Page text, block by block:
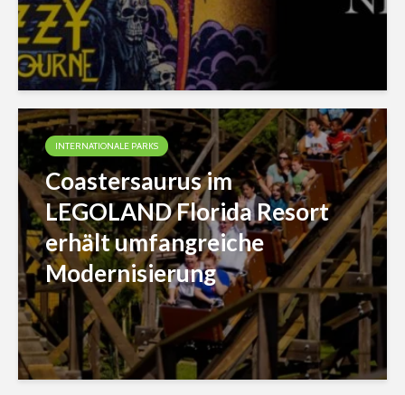
INTERNATIONALE PARKS
Coastersaurus im
LEGOLAND Florida Resort
erhält umfangreiche
Modernisierung